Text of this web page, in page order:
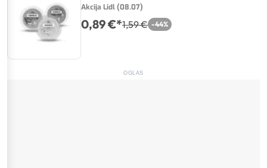
Akcija Lidl (08.07)
0,89 €*1,59 € -44%
OGLAS